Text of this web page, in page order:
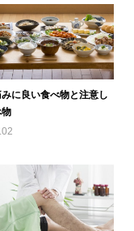
に良い食べ物と注意し